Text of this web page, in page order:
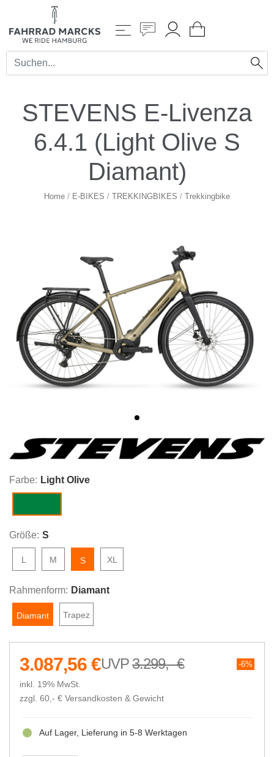
STEVENS E-Livenza
6.4.1 (Light Olive S
Diamant)
Home / E-BIKES / TREKKINGBIKES / Trekkingbike
Farbe: Light Olive
Größe: S
L M S XL
Rahmenform: Diamant
Diamant Trapez
3.299,- € 6%
3.087,56 €
inkl. 19% MwSt.
zzgl. 60,- € Versandkosten & Gewicht
Auf Lager, Lieferung in 5-8 Werktagen